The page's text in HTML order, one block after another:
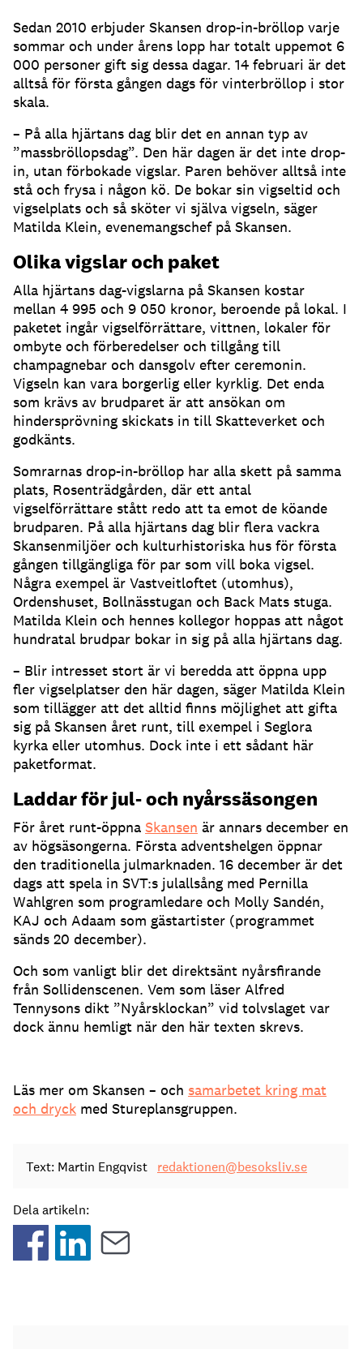
Sedan 2010 erbjuder Skansen drop-in-bröllop varje
sommar och under årens lopp har totalt uppemot 6
000 personer gift sig dessa dagar. 14 februari är det
alltså för första gången dags för vinterbröllop i stor
skala.
– På alla hjärtans dag blir det en annan typ av
”massbröllopsdag”. Den här dagen är det inte drop-
in, utan förbokade vigslar. Paren behöver alltså inte
stå och frysa i någon kö. De bokar sin vigseltid och
vigselplats och så sköter vi själva vigseln, säger
Matilda Klein, evenemangschef på Skansen.
Olika vigslar och paket
Alla hjärtans dag-vigslarna på Skansen kostar
mellan 4 995 och 9 050 kronor, beroende på lokal. I
paketet ingår vigselförrättare, vittnen, lokaler för
ombyte och förberedelser och tillgång till
champagnebar och dansgolv efter ceremonin.
Vigseln kan vara borgerlig eller kyrklig. Det enda
som krävs av brudparet är att ansökan om
hindersprövning skickats in till Skatteverket och
godkänts.
Somrarnas drop-in-bröllop har alla skett på samma
plats, Rosenträdgården, där ett antal
vigselförrättare stått redo att ta emot de köande
brudparen. På alla hjärtans dag blir flera vackra
Skansenmiljöer och kulturhistoriska hus för första
gången tillgängliga för par som vill boka vigsel.
Några exempel är Vastveitloftet (utomhus),
Ordenshuset, Bollnässtugan och Back Mats stuga.
Matilda Klein och hennes kollegor hoppas att något
hundratal brudpar bokar in sig på alla hjärtans dag.
– Blir intresset stort är vi beredda att öppna upp
fler vigselplatser den här dagen, säger Matilda Klein
som tillägger att det alltid finns möjlighet att gifta
sig på Skansen året runt, till exempel i Seglora
kyrka eller utomhus. Dock inte i ett sådant här
paketformat.
Laddar för jul- och nyårssäsongen
För året runt-öppna Skansen är annars december en
av högsäsongerna. Första adventshelgen öppnar
den traditionella julmarknaden. 16 december är det
dags att spela in SVT:s julallsång med Pernilla
Wahlgren som programledare och Molly Sandén,
KAJ och Adaam som gästartister (programmet
sänds 20 december).
Och som vanligt blir det direktsänt nyårsfirande
från Sollidenscenen. Vem som läser Alfred
Tennysons dikt ”Nyårsklockan” vid tolvslaget var
dock ännu hemligt när den här texten skrevs.
Läs mer om Skansen – och samarbetet kring mat
och dryck med Stureplansgruppen.
Text: Martin Engqvist redaktionen@besoksliv.se
Dela artikeln: